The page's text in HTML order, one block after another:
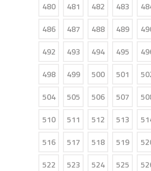
480
481 482 483
486
487 488 489
492
493 494 495
498
499 500 501
504
505 506 507
510
511 512 513
516
517 518 519
522
523 524 525